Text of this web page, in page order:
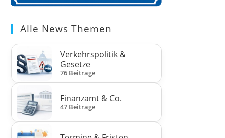
Alle News Themen
Verkehrspolitik &
Gesetze
76 Beiträge
Finanzamt & Co.
47 Beiträge